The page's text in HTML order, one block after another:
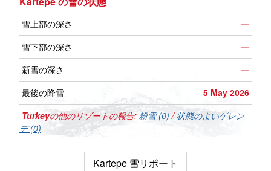
雪上部の深さ
—
雪下部の深さ
—
新雪の深さ
—
最後の降雪
5 May 2026
Turkeyの他のリゾートの報告: 粉雪 (0) /状態のよいゲレン
デ (0)
Kartepe 雪リポート